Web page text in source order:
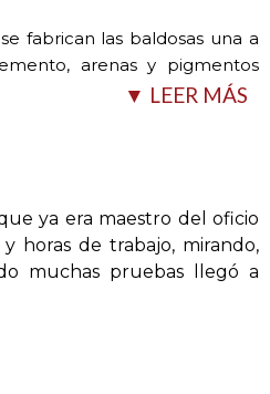
fabrican las baldosas una a
arenas y pigmentos
y distribuidos en un molde y
▼ LEER MÁS
ya era maestro del oficio
horas de trabajo, mirando,
muchas pruebas llegó a